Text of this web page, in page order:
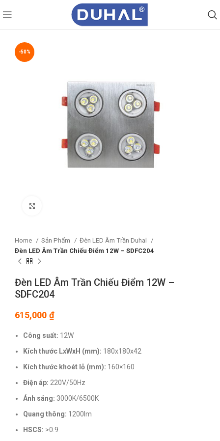
-50%
Home Sản Phẩm
Đèn LED Âm Trần Duhal
Đèn LED Âm Trần Chiếu Điểm 12W – SDFC204
Đèn LED Âm Trần Chiếu Điểm 12W –
SDFC204
615,000 ₫
Công suất: 12W
Kích thước LxWxH (mm): 180x180x42
Kích thước khoét lỗ (mm): 160×160
Điện áp: 220V/50Hz
Ánh sáng: 3000K/6500K
Quang thông: 1200lm
HSCS: >0.9